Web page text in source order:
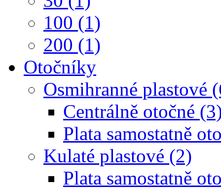
100 (1)
200 (1)
Otočníky
Osmihranné plastové
Centrálně otočné
Plata samostatně
Kulaté plastové (2)
Plata samostatně